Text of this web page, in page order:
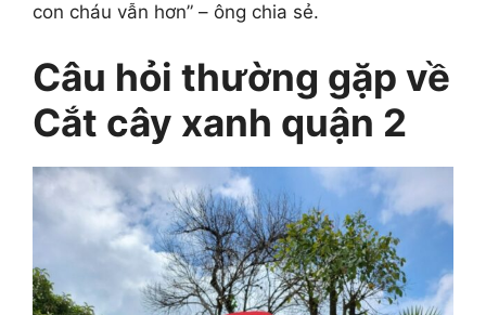
con cháu vẫn hơn” – ông chia sẻ.
Câu hỏi thường gặp về
Cắt cây xanh quận 2